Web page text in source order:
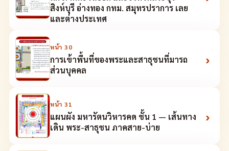
สิงห์บุรี อ่างทอง กทม. สมุทรปราการ เลย
และต่างประเทศ
หน้า 30
การเข้าพื้นที่ของพระและสาธุชนที่มารถ
ส่วนบุคคล
›
หน้า 31
แผนผัง มหารัตนวิหารคด ชั้น 1 — เส้นทาง
เดิน พระ-สาธุชน ภาคสาย-บ่าย
›